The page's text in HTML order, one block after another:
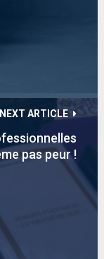
NEXT ARTICLE
pas peur !